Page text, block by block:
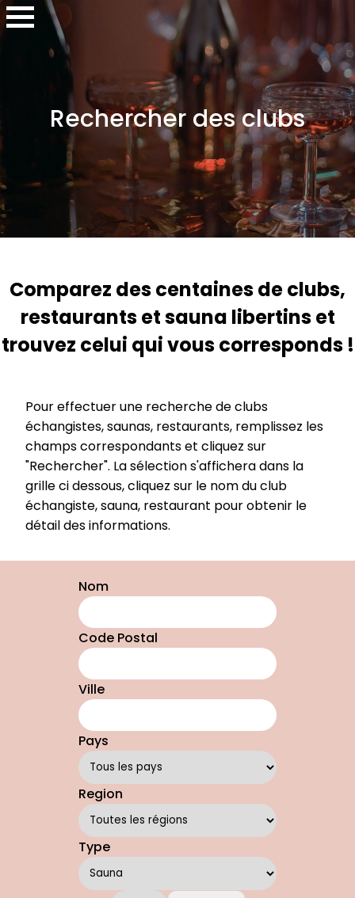
Rechercher des clubs
Comparez des centaines de clubs,
restaurants et sauna libertins et
trouvez celui qui vous corresponds !
Pour effectuer une recherche de clubs
échangistes, saunas, restaurants, remplissez les
champs correspondants et cliquez sur
"Rechercher". La sélection s'affichera dans la
grille ci dessous, cliquez sur le nom du club
échangiste, sauna, restaurant pour obtenir le
détail des informations.
Nom
Code Postal
Ville
Pays
Region
Type